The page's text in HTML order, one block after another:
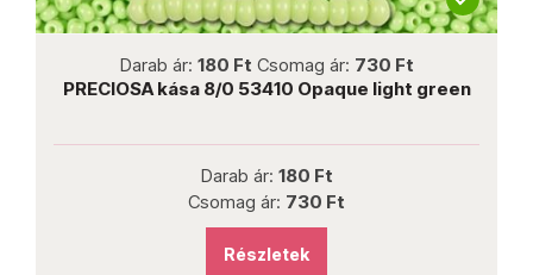
Darab ár: 180 Ft Csomag ár: 730 Ft
PRECIOSA kása 8/0 53410 Opaque light green
Darab ár: 180 Ft
Csomag ár: 730 Ft
Részletek